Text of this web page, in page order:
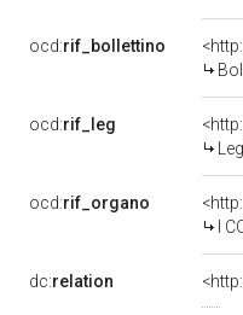
ocd:rif_bollettino
ocd:rif_leg
ocd:rif_organo
I
dc:relation